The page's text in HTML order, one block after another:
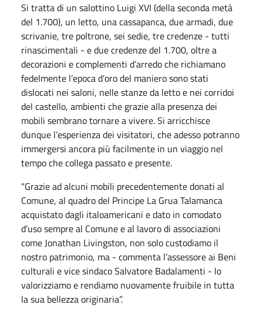
Si tratta di un salottino Luigi XVI (della seconda metà
del 1.700), un letto, una cassapanca, due armadi, due
scrivanie, tre poltrone, sei sedie, tre credenze - tutti
rinascimentali - e due credenze del 1.700, oltre a
decorazioni e complementi d’arredo che richiamano
fedelmente l’epoca d’oro del maniero sono stati
dislocati nei saloni, nelle stanze da letto e nei corridoi
del castello, ambienti che grazie alla presenza dei
mobili sembrano tornare a vivere. Si arricchisce
dunque l’esperienza dei visitatori, che adesso potranno
immergersi ancora più facilmente in un viaggio nel
tempo che collega passato e presente.
“Grazie ad alcuni mobili precedentemente donati al
Comune, al quadro del Principe La Grua Talamanca
acquistato dagli italoamericani e dato in comodato
d’uso sempre al Comune e al lavoro di associazioni
come Jonathan Livingston, non solo custodiamo il
nostro patrimonio, ma - commenta l’assessore ai Beni
culturali e vice sindaco Salvatore Badalamenti - lo
valorizziamo e rendiamo nuovamente fruibile in tutta
la sua bellezza originaria”.